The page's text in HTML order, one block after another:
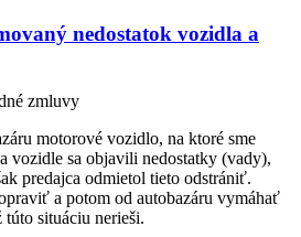
nedostatok vozidla a
zmluvy
motorové vozidlo, na ktoré sme
vozidle sa objavili nedostatky (vady),
predajca odmietol tieto odstrániť.
a potom od autobazáru vymáhať
túto situáciu nerieši.